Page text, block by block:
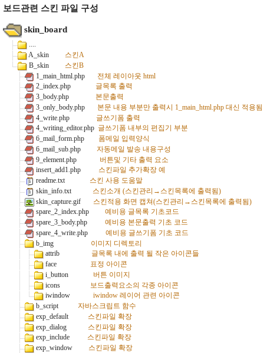
보드관련 스킨 파일 구성
skin_board
....
A_skin 스킨A
B_skin 스킨B
1_main_html.php 전체 레이아웃 html
2_index.php 글목록 출력
3_body.php 본문출력
3_only_body.php 본문 내용 부분만 출력시 1_main_html.php 대신 적용됨
4_write.php 글쓰기폼 출력
4_writing_editor.php 글쓰기폼 내부의 편집기 부분
6_mail_form.php 폼메일 입력양식
6_mail_sub.php 자동메일 발송 내용구성
9_element.php 버튼및 기타 출력 요소
insert_add1.php 스킨파일 추가확장 예
readme.txt 스킨 사용 도움말
skin_info.txt 스킨소개 (스킨관리→스킨목록에 출력됨)
skin_capture.gif 스킨적용 화면 캡쳐(스킨관리→스킨목록에 출력됨)
spare_2_index.php 예비용 글목록 기초코드
spare_3_body.php 예비용 본문출력 기초 코드
spare_4_write.php 예비용 글쓰기폼 기초 코드
b_img 이미지 디렉토리
attrib 글목록 내에 출력 될 작은 아이콘들
face 표정 아이콘
i_button 버튼 이미지
icons
보드출력요소의 각종 아이콘
iwindow iwindow 레이어 관련 아이콘
b_script 자바스크립트 함수
exp_default 스킨파일 확장
exp_dialog 스킨파일 확장
exp_include 스킨파일 확장
exp_window 스킨파일 확장